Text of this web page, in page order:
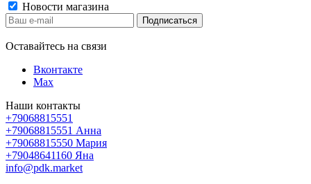
Новости магазина
Оставайтесь на связи
Вконтакте
Max
Наши контакты
+79068815551
+79068815551 Анна
+79068815550 Мария
+79048641160 Яна
info@pdk.market